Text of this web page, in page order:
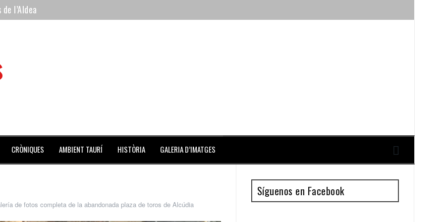
l’Aldea
premiado como el novillo más bravo en San Adrián
CRÒNIQUES AMBIENT TAURÍ HISTÒRIA GALERIA D’IMATGES
de fotos completa de la abandonada plaza de toros de Alcúdia
Síguenos en Facebook